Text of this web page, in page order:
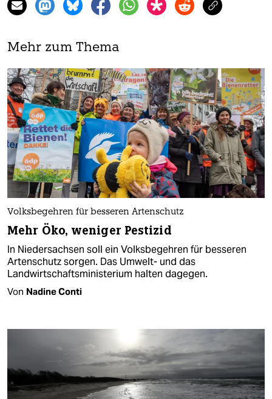
Mehr zum Thema
Volksbegehren für besseren Artenschutz
Mehr Öko, weniger Pestizid
In Niedersachsen soll ein Volksbegehren für besseren
Artenschutz sorgen. Das Umwelt- und das
Landwirtschaftsministerium halten dagegen.
Von Nadine Conti